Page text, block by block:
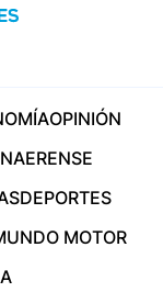
OPINIÓN
DEPORTES
MOTOR